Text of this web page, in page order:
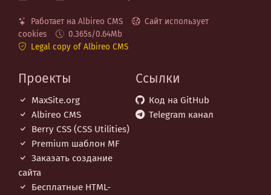
Работает на Albireo CMS
Сайт использует
cookies
0.365s/0.64Mb
Legal copy of Albireo CMS
Проекты
MaxSite.org
Albireo CMS
Berry CSS (CSS Utilities)
Premium шаблон MF
Заказать создание
сайта
Бесплатные НТML-
Ссылки
Код на GitHub
Telegram канал